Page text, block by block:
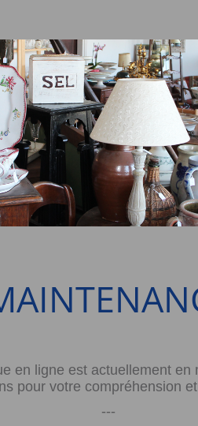
en ligne est actuellement en
pour votre compréhension
---